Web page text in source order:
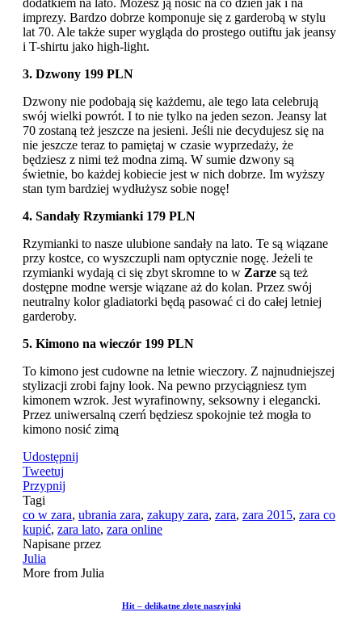
dodatkiem na lato. Możesz ją nosić na co dzień jak i na
imprezy. Bardzo dobrze komponuje się z garderobą w stylu
lat 70. Ale także super wygląda do prostego outiftu jak jeansy
i T-shirtu jako high-light.
3. Dzwony 199 PLN
Dzwony nie podobają się każdemu, ale tego lata celebrują
swój wielki powrót. I to nie tylko na jeden sezon. Jeansy lat
70 zostaną też jeszcze na jesieni. Jeśli nie decydujesz się na
nie jeszcze teraz to pamiętaj w czasie wyprzedaży, że
będziesz z nimi też modna zimą. W sumie dzwony są
świetnie, bo każdej kobiecie jest w nich dobrze. Im wyższy
stan tym bardziej wydłużysz sobie nogę!
4. Sandały Rzymianki 179 PLN
Rzymianki to nasze ulubione sandały na lato. Te są wiązane
przy kostce, co wyszczupli nam optycznie nogę. Jeżeli te
rzymianki wydają ci się zbyt skromne to w Zarze są też
dostępne modne wersje wiązane aż do kolan. Przez swój
neutralny kolor gladiatorki będą pasować ci do całej letniej
garderoby.
5. Kimono na wieczór 199 PLN
To kimono jest cudowne na letnie wieczory. Z najnudniejszej
stylizacji zrobi fajny look. Na pewno przyciągniesz tym
kimonem wzrok. Jest wyrafinowny, seksowny i elegancki.
Przez uniwersalną czerń będziesz spokojnie też mogła to
kimono nosić zimą
Udostępnij
Tweetuj
Przypnij
Tagi
co w zara, ubrania zara, zakupy zara, zara, zara 2015, zara co
kupić, zara lato, zara online
Napisane przez
Julia
More from Julia
Hit – delikatne złote naszyjnki